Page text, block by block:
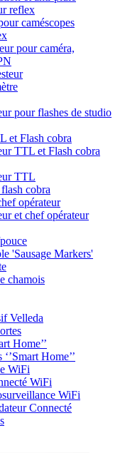
reflex
caméscopes
pour caméra,
pour flashes de studio
et Flash cobra
TTL et Flash cobra
TTL
cobra
opérateur
et chef opérateur
'Sausage Markers'
chamois
Velleda
Home’’
Home’’
WiFi
WiFi
WiFi
Connecté